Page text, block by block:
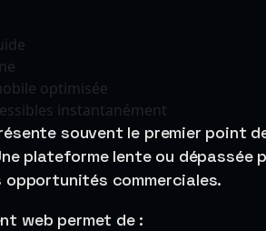
optimisée
instantanément
souvent le premier point
plateforme lente ou
opportunités commerciales.
web permet de :